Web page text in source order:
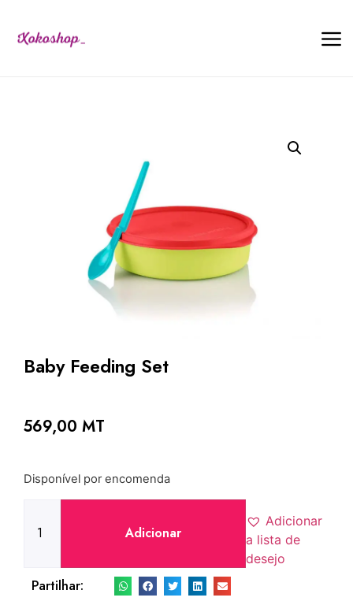
Baby Feeding Set
569,00 MT
Disponível por encomenda
Adicionar
Adicionar
a lista de
desejo
Partilhar: